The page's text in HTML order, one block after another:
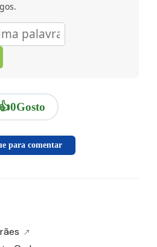
👍0Gosto
para comentar